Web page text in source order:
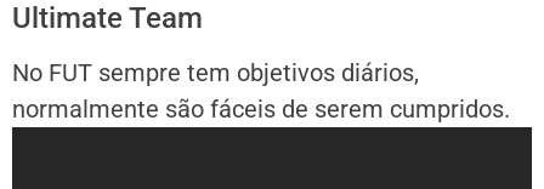
Ultimate Team
No FUT sempre tem objetivos diários,
normalmente são fáceis de serem cumpridos.